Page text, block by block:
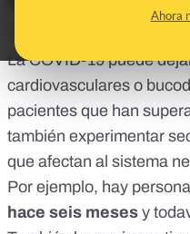
Ahora
La COVID-19 puede
cardiovasculares o
pacientes que han
también experimentar
que afectan al sistema
Por ejemplo, hay
hace seis meses y